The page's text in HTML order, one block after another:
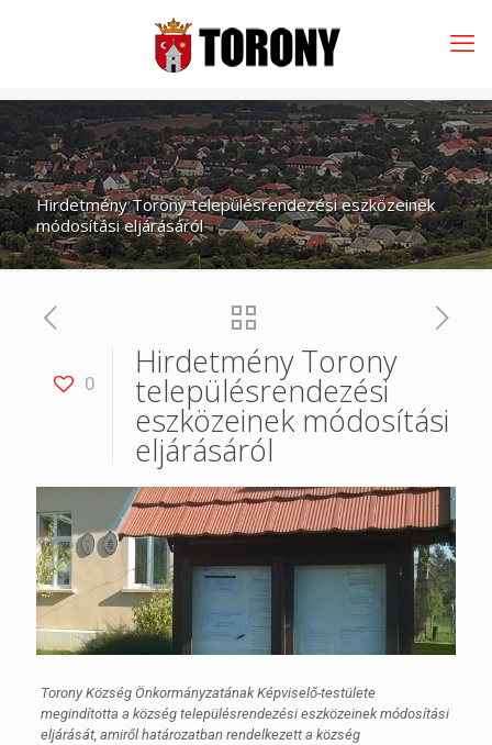
Hirdetmény Torony településrendezési eszközeinek
módosítási eljárásáról
0
Hirdetmény Torony
településrendezési
eszközeinek módosítási
eljárásáról
Torony Község Önkormányzatának Képviselő-testülete
megindította a község településrendezési eszközeinek módosítási
eljárását, amiről határozatban rendelkezett a község